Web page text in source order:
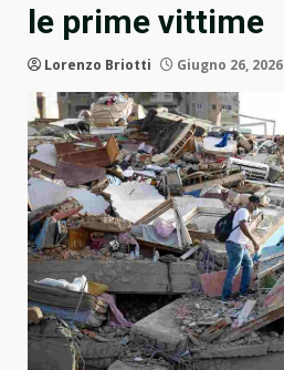
le prime vittime
Lorenzo Briotti Giugno 26, 2026